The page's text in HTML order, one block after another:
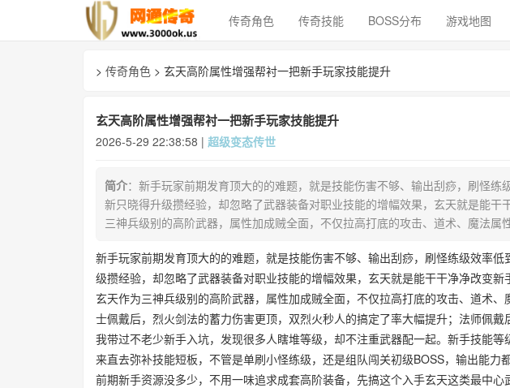
传奇角色 传奇技能 BOSS分布 游戏地图
> 传奇角色 > 玄天高阶属性‌增强帮衬一把新手玩家技能提升
玄天高阶属性‌增强帮衬一把新手玩家技能提升
2026-5-29 22:38:58 | 超级变态传世
简介：新手玩家前期发育顶大的的难题，就是技能伤害不够、输出刮痧，刷怪
新只晓得升级攒经验，却忽略了武器装备对职业技能的增幅效果，玄天就是能干
三神兵级别的高阶武器，属性加成贼全面，不仅拉高打底的攻击、道术、魔法属
新手玩家前期发育顶大的的难题，就是技能伤害不够、输出刮痧，刷怪练级效率
级攒经验，却忽略了武器装备对职业技能的增幅效果，玄天就是能干干净净改变新
玄天作为三神兵级别的高阶武器，属性加成贼全面，不仅拉高打底的攻击、道术
士佩戴后，烈火剑法的蓄力伤害更顶，双烈火秒人的搞定了率大幅提升；法师佩戴
我带过不老少新手入坑，发现很多人瞎堆等级，却不注重武器配一起。新手技能
来直去弥补技能短板，不管是单刷小怪练级，还是组队闯关初级BOSS，输出能力
前期新手资源没多少，不用一味追求成套高阶装备，先搞这个入手玄天这类最中